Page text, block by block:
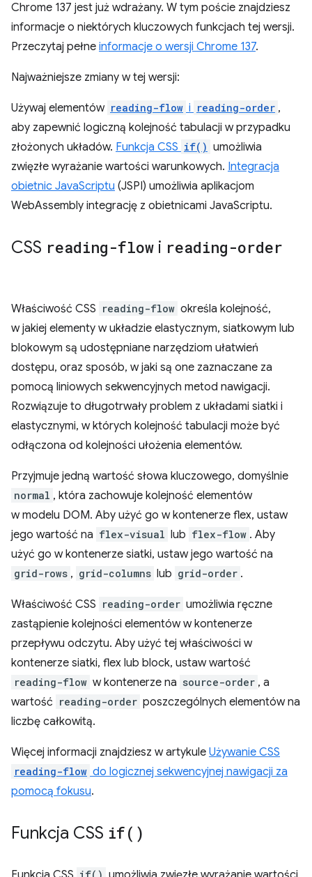
Chrome 137 jest już wdrażany. W tym poście znajdziesz
informacje o niektórych kluczowych funkcjach tej wersji.
Przeczytaj pełne informacje o wersji Chrome 137.
Najważniejsze zmiany w tej wersji:
Używaj elementów reading-flow i reading-order ,
aby zapewnić logiczną kolejność tabulacji w przypadku
złożonych układów. Funkcja CSS if() umożliwia
zwięzłe wyrażanie wartości warunkowych. Integracja
obietnic JavaScriptu (JSPI) umożliwia aplikacjom
WebAssembly integrację z obietnicami JavaScriptu.
CSS reading-flow i reading-order
Właściwość CSS reading-flow określa kolejność,
w jakiej elementy w układzie elastycznym, siatkowym lub
blokowym są udostępniane narzędziom ułatwień
dostępu, oraz sposób, w jaki są one zaznaczane za
pomocą liniowych sekwencyjnych metod nawigacji.
Rozwiązuje to długotrwały problem z układami siatki i
elastycznymi, w których kolejność tabulacji może być
odłączona od kolejności ułożenia elementów.
Przyjmuje jedną wartość słowa kluczowego, domyślnie
normal , która zachowuje kolejność elementów
w modelu DOM. Aby użyć go w kontenerze flex, ustaw
jego wartość na flex-visual lub flex-flow . Aby
użyć go w kontenerze siatki, ustaw jego wartość na
grid-rows , grid-columns lub grid-order .
Właściwość CSS reading-order umożliwia ręczne
zastąpienie kolejności elementów w kontenerze
przepływu odczytu. Aby użyć tej właściwości w
kontenerze siatki, flex lub block, ustaw wartość
reading-flow w kontenerze na source-order , a
wartość reading-order poszczególnych elementów na
liczbę całkowitą.
Więcej informacji znajdziesz w artykule Używanie CSS
reading-flow do logicznej sekwencyjnej nawigacji za
pomocą fokusu.
Funkcja CSS if( )